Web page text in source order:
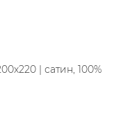
| сатин, 100%